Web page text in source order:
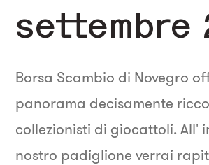
settembre
Borsa Scambio di Novegro
panorama decisamente
collezionisti di giocattoli. All'
nostro padiglione verrai